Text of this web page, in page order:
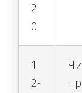
2
0
1
2-